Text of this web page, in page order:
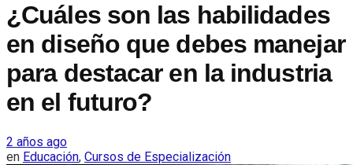
¿Cuáles son las habilidades
en diseño que debes manejar
para destacar en la industria
en el futuro?
2 años ago
en Educación, Cursos de Especialización